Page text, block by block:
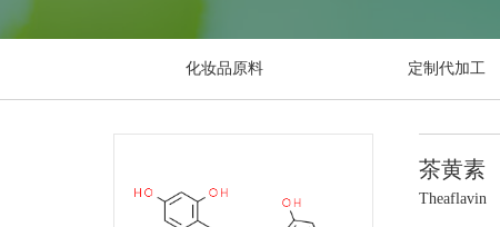
化妆品原料 定制代加工
茶黄素
Theaflavin